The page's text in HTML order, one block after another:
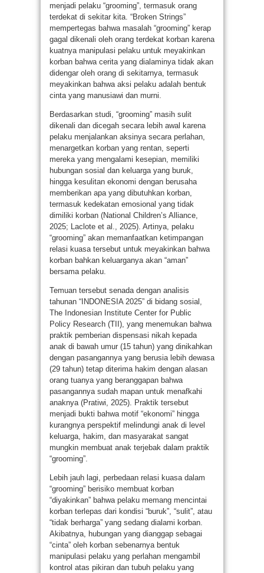
menjadi pelaku “grooming”, termasuk orang
terdekat di sekitar kita. “Broken Strings”
mempertegas bahwa masalah “grooming” kerap
gagal dikenali oleh orang terdekat korban karena
kuatnya manipulasi pelaku untuk meyakinkan
korban bahwa cerita yang dialaminya tidak akan
didengar oleh orang di sekitarnya, termasuk
meyakinkan bahwa aksi pelaku adalah bentuk
cinta yang manusiawi dan murni.
Berdasarkan studi, “grooming” masih sulit
dikenali dan dicegah secara lebih awal karena
pelaku menjalankan aksinya secara perlahan,
menargetkan korban yang rentan, seperti
mereka yang mengalami kesepian, memiliki
hubungan sosial dan keluarga yang buruk,
hingga kesulitan ekonomi dengan berusaha
memberikan apa yang dibutuhkan korban,
termasuk kedekatan emosional yang tidak
dimiliki korban (National Children’s Alliance,
2025; Laclote et al., 2025). Artinya, pelaku
“grooming” akan memanfaatkan ketimpangan
relasi kuasa tersebut untuk meyakinkan bahwa
korban bahkan keluarganya akan “aman”
bersama pelaku.
Temuan tersebut senada dengan analisis
tahunan “INDONESIA 2025” di bidang sosial,
The Indonesian Institute Center for Public
Policy Research (TII), yang menemukan bahwa
praktik pemberian dispensasi nikah kepada
anak di bawah umur (15 tahun) yang dinikahkan
dengan pasangannya yang berusia lebih dewasa
(29 tahun) tetap diterima hakim dengan alasan
orang tuanya yang beranggapan bahwa
pasangannya sudah mapan untuk menafkahi
anaknya (Pratiwi, 2025). Praktik tersebut
menjadi bukti bahwa motif “ekonomi” hingga
kurangnya perspektif melindungi anak di level
keluarga, hakim, dan masyarakat sangat
mungkin membuat anak terjebak dalam praktik
“grooming”.
Lebih jauh lagi, perbedaan relasi kuasa dalam
“grooming” berisiko membuat korban
“diyakinkan” bahwa pelaku memang mencintai
korban terlepas dari kondisi “buruk”, “sulit”, atau
“tidak berharga” yang sedang dialami korban.
Akibatnya, hubungan yang dianggap sebagai
“cinta” oleh korban sebenarnya bentuk
manipulasi pelaku yang perlahan mengambil
kontrol atas pikiran dan tubuh pelaku yang